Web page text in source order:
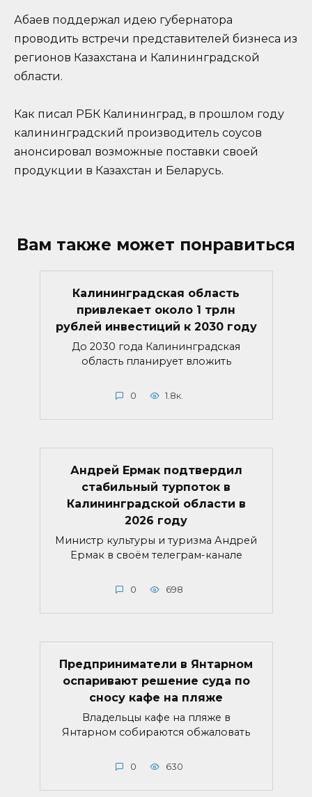
Абаев поддержал идею губернатора
проводить встречи представителей бизнеса из
регионов Казахстана и Калининградской
области.
Как писал РБК Калининград, в прошлом году
калининградский производитель соусов
анонсировал возможные поставки своей
продукции в Казахстан и Беларусь.
Вам также может понравиться
Калининградская область
привлекает около 1 трлн
рублей инвестиций к 2030 году
До 2030 года Калининградская
область планирует вложить
0 1.8к.
Андрей Ермак подтвердил
стабильный турпоток в
Калининградской области в
2026 году
Министр культуры и туризма Андрей
Ермак в своём телеграм-канале
0 698
Предприниматели в Янтарном
оспаривают решение суда по
сносу кафе на пляже
Владельцы кафе на пляже в
Янтарном собираются обжаловать
0 630